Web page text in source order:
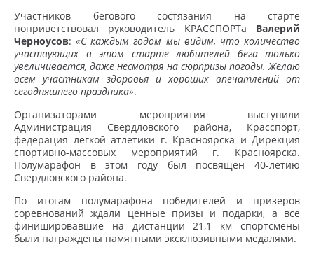
Участников бегового состязания на старте
поприветствовал руководитель КРАССПОРТа Валерий
Черноусов:«С каждым годом мы видим, что количество
участвующих в этом старте любителей бега только
увеличивается, даже несмотря на сюрпризы погоды. Желаю
всем участникам здоровья и хороших впечатлений от
сегодняшнего праздника».
Организаторами мероприятия выступили
Администрация Свердловского района, Красспорт,
федерация легкой атлетики г. Красноярска и Дирекция
спортивно-массовых мероприятий г. Красноярска.
Полумарафон в этом году был посвящен 40-летию
Свердловского района.
По итогам полумарафона победителей и призеров
соревнований ждали ценные призы и подарки, а все
финишировавшие на дистанции 21,1 км спортсмены
были награждены памятными эксклюзивными медалями.